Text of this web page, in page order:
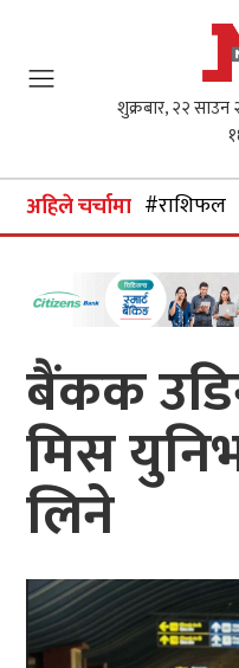
शुक्रबार, २२ साउन
अहिले चर्चामा #राशिफल
बैंकक
मिस
लिने